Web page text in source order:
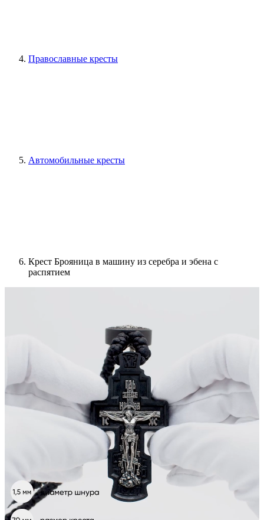
Православные кресты
Автомобильные кресты
Крест Брояница в машину из серебра и эбена с
распятием